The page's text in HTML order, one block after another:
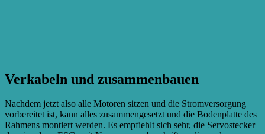
Verkabeln und zusammenbauen
Nachdem jetzt also alle Motoren sitzen und die Stromversorgung
vorbereitet ist, kann alles zusammengesetzt und die Bodenplatte des
Rahmens montiert werden. Es empfiehlt sich sehr, die Servostecker